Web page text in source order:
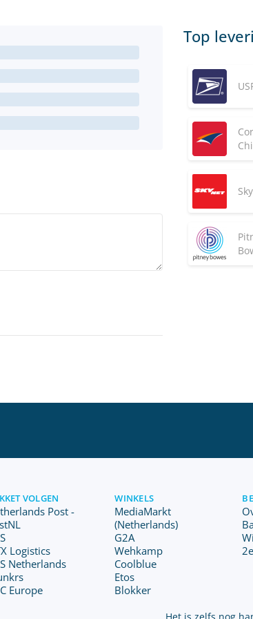
Top
VOLGEN
Post -
Logistics
Netherlands
Europe
WINKELS
MediaMarkt
(Netherlands)
G2A
Wehkamp
Coolblue
Etos
Blokker